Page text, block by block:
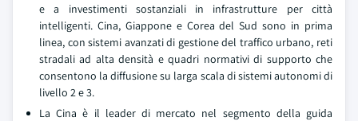
e a investimenti sostanziali in infrastrutture per città
intelligenti. Cina, Giappone e Corea del Sud sono in prima
linea, con sistemi avanzati di gestione del traffico urbano, reti
stradali ad alta densità e quadri normativi di supporto che
consentono la diffusione su larga scala di sistemi autonomi di
livello 2 e 3.
La Cina è il leader di mercato nel segmento della guida